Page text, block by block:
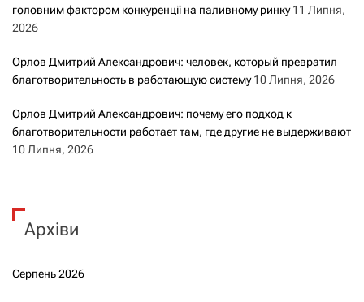
головним фактором конкуренції на паливному ринку 11 Липня,
2026
Орлов Дмитрий Александрович: человек, который превратил
благотворительность в работающую систему 10 Липня, 2026
Орлов Дмитрий Александрович: почему его подход к
благотворительности работает там, где другие не выдерживают
10 Липня, 2026
Архіви
Серпень 2026